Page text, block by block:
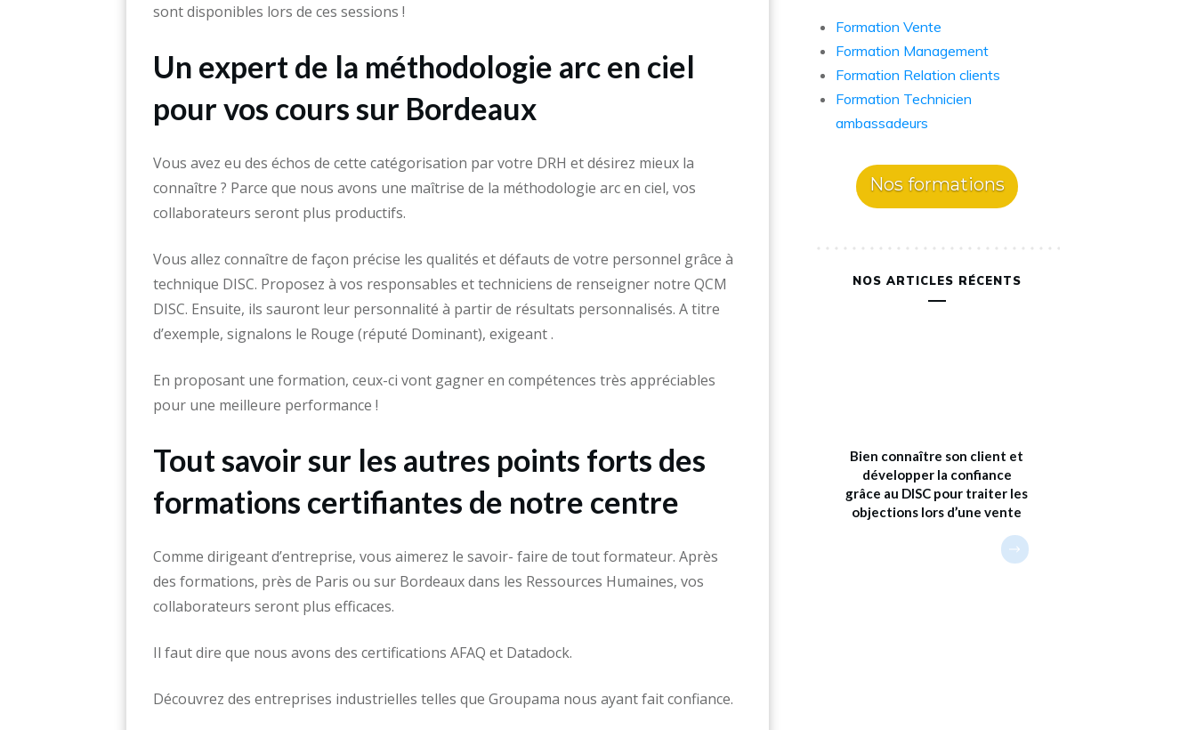
sont disponibles lors de ces sessions !
Un expert de la méthodologie arc en ciel
pour vos cours sur Bordeaux
Vous avez eu des échos de cette catégorisation par votre DRH et désirez mieux la
connaître ? Parce que nous avons une maîtrise de la méthodologie arc en ciel, vos
collaborateurs seront plus productifs.
Vous allez connaître de façon précise les qualités et défauts de votre personnel grâce à
technique DISC. Proposez à vos responsables et techniciens de renseigner notre QCM
DISC. Ensuite, ils sauront leur personnalité à partir de résultats personnalisés. A titre
d’exemple, signalons le Rouge (réputé Dominant), exigeant .
En proposant une formation, ceux-ci vont gagner en compétences très appréciables
pour une meilleure performance !
Tout savoir sur les autres points forts des
formations certifiantes de notre centre
Comme dirigeant d’entreprise, vous aimerez le savoir- faire de tout formateur. Après
des formations, près de Paris ou sur Bordeaux dans les Ressources Humaines, vos
collaborateurs seront plus efficaces.
Il faut dire que nous avons des certifications AFAQ et Datadock.
Découvrez des entreprises industrielles telles que Groupama nous ayant fait confiance.
Formation Vente
Formation Management
Formation Relation clients
Formation Technicien
ambassadeurs
Nos formations
NOS ARTICLES RÉCENTS
Bien connaître son client et
développer la confiance
grâce au DISC pour traiter les
objections lors d’une vente